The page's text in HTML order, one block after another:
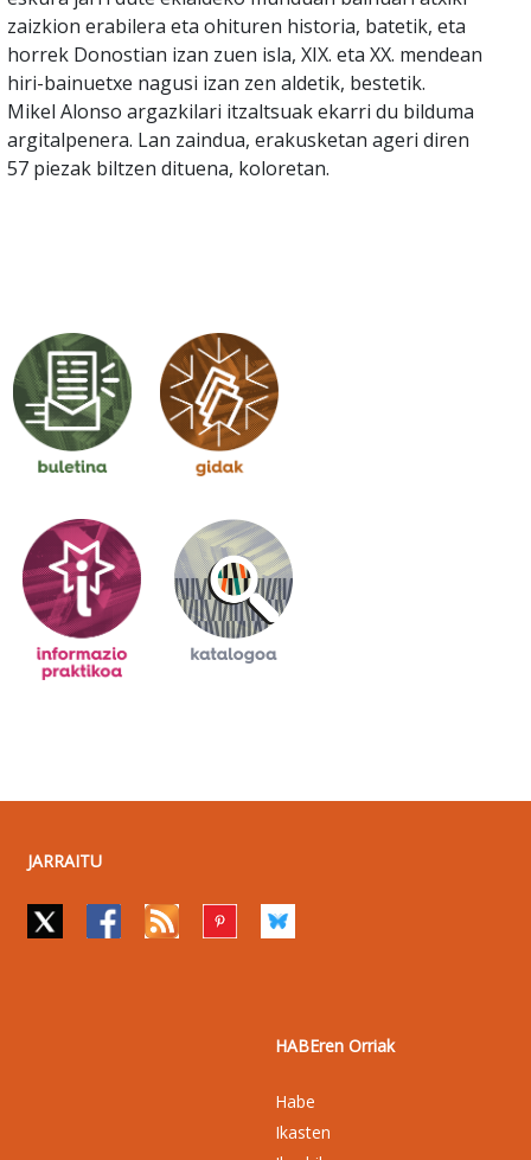
zaizkion erabilera eta ohituren historia, batetik, eta
horrek Donostian izan zuen isla, XIX. eta XX. mendean
hiri-bainuetxe nagusi izan zen aldetik, bestetik.
Mikel Alonso argazkilari itzaltsuak ekarri du bilduma
argitalpenera. Lan zaindua, erakusketan ageri diren
57 piezak biltzen dituena, koloretan.
JARRAITU
HABEren Orriak
Habe
Ikasten